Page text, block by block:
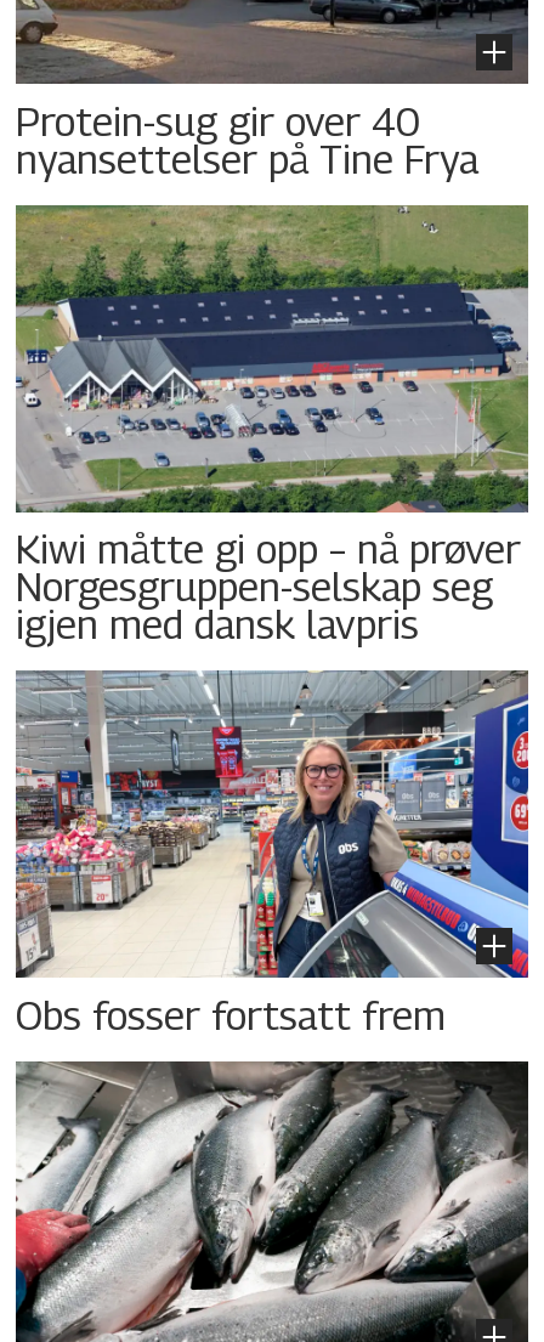
Protein-sug gir over 40
nyansettelser på Tine Frya
Kiwi måtte gi opp – nå prøver
Norgesgruppen-selskap seg
igjen med dansk lavpris
Obs fosser fortsatt frem